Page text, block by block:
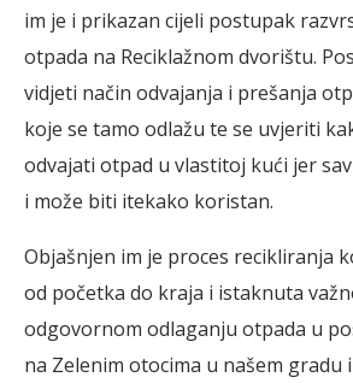
im je i prikazan cijeli postupak
otpada na Reciklažnom dvorištu.
vidjeti način odvajanja i prešanja
koje se tamo odlažu te se uvjeriti
odvajati otpad u vlastitoj kući jer
i može biti itekako koristan.
Objašnjen im je proces recikliranja
od početka do kraja i istaknuta
odgovornom odlaganju otpada u
na Zelenim otocima u našem gradu